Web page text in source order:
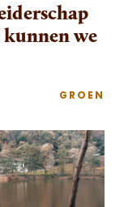
we
GROEN